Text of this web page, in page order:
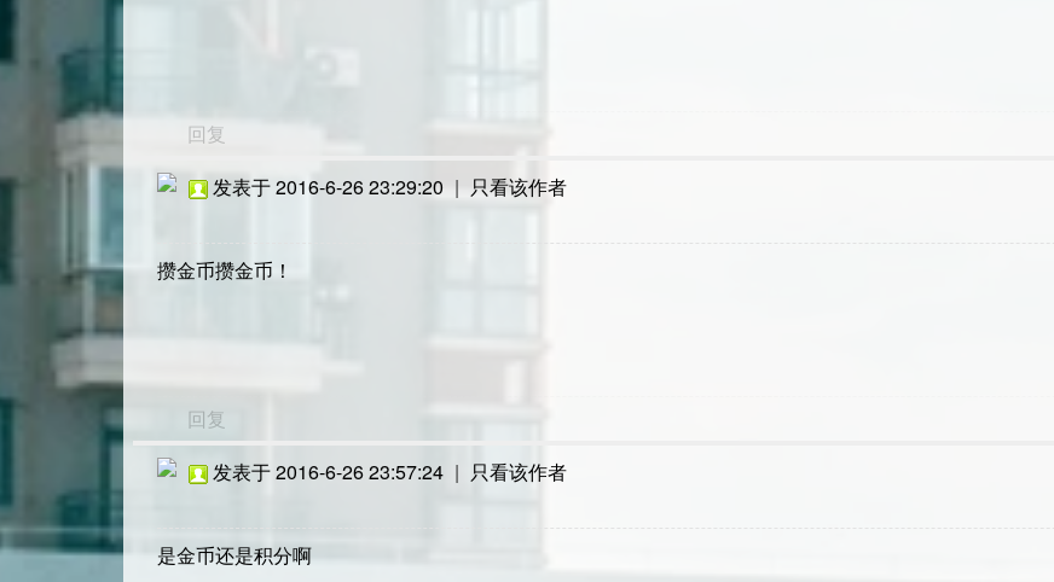
回复
发表于 2016-6-26 23:29:20 | 只看该作者
攒金币攒金币！
回复
发表于 2016-6-26 23:57:24 | 只看该作者
是金币还是积分啊